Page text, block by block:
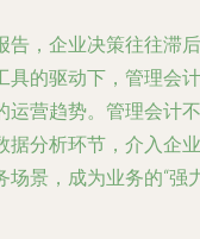
告，企业决策往往滞后
具的驱动下，管理会计
运营趋势。管理会计不
据分析环节，介入企业
景，成为业务的“强